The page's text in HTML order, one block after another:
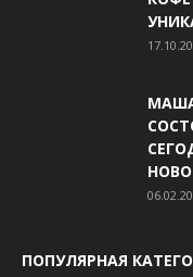
ПОПУЛЯРНАЯ